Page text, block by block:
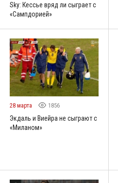
Sky: Кессье вряд ли сыграет с
«Сампдорией»
28 марта 1856
Экдаль и Виейра не сыграют с
«Миланом»